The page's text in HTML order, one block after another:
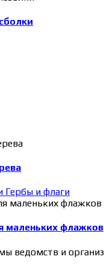
Гербы и флаги
маленьких флажков